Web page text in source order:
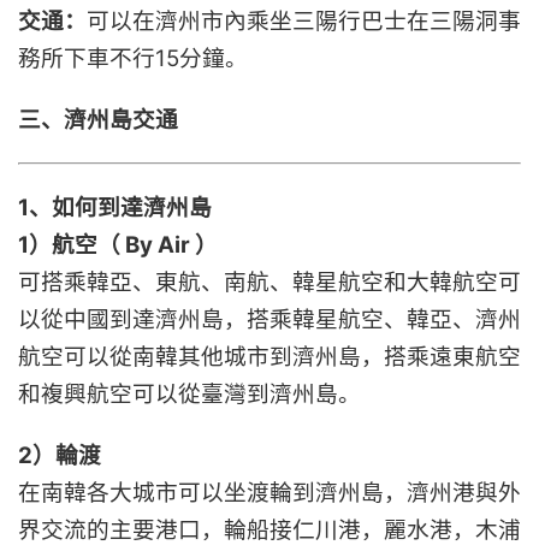
交通： 可以在濟州市內乘坐三陽行巴士在三陽洞事
務所下車不行15分鐘。
三、濟州島交通
1、如何到達濟州島
1）航空（ By Air ）
可搭乘韓亞、東航、南航、韓星航空和大韓航空可
以從中國到達濟州島，搭乘韓星航空、韓亞、濟州
航空可以從南韓其他城市到濟州島，搭乘遠東航空
和複興航空可以從臺灣到濟州島。
2）輪渡
在南韓各大城市可以坐渡輪到濟州島，濟州港與外
界交流的主要港口，輪船接仁川港，麗水港，木浦